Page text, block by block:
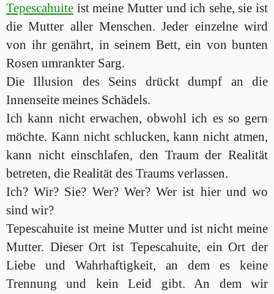
Tepescahuite ist meine Mutter und ich sehe, sie ist
die Mutter aller Menschen. Jeder einzelne wird
von ihr genährt, in seinem Bett, ein von bunten
Rosen umrankter Sarg.
Die Illusion des Seins drückt dumpf an die
Innenseite meines Schädels.
Ich kann nicht erwachen, obwohl ich es so gern
möchte. Kann nicht schlucken, kann nicht atmen,
kann nicht einschlafen, den Traum der Realität
betreten, die Realität des Traums verlassen.
Ich? Wir? Sie? Wer? Wer? Wer ist hier und wo
sind wir?
Tepescahuite ist meine Mutter und ist nicht meine
Mutter. Dieser Ort ist Tepescahuite, ein Ort der
Liebe und Wahrhaftigkeit, an dem es keine
Trennung und kein Leid gibt. An dem wir